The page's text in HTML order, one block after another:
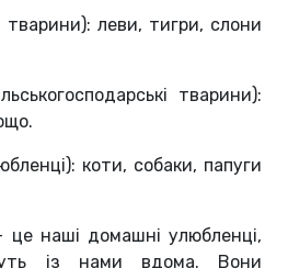
тварини): леви, тигри, слони
тварини):
коти, собаки, папуги
це наші домашні улюбленці,
із нами вдома. Вони